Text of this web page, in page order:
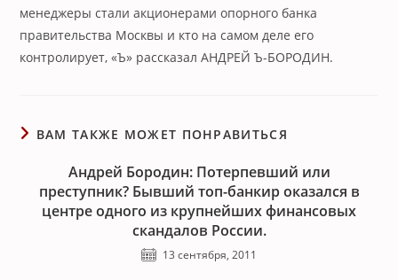
менеджеры стали акционерами опорного банка
правительства Москвы и кто на самом деле его
контролирует, «Ъ» рассказал АНДРЕЙ Ъ-БОРОДИН.
ВАМ ТАКЖЕ МОЖЕТ ПОНРАВИТЬСЯ
Андрей Бородин: Потерпевший или
преступник? Бывший топ-банкир оказался в
центре одного из крупнейших финансовых
скандалов России.
13 сентября, 2011